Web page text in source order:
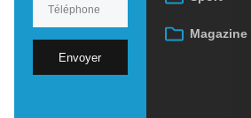
Envoyer
Magazine